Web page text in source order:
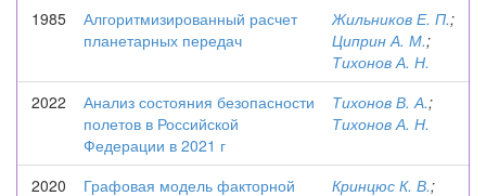
1985
Алгоритмизированный расчет
планетарных передач
Жильников Е. П.;
Циприн А. М.;
Тихонов А. Н.
2022
Анализ состояния безопасности
полетов в Российской
Федерации в 2021 г
Тихонов В. А.;
Тихонов А. Н.
2020
Графовая модель факторной
Кринцюс К. В.;